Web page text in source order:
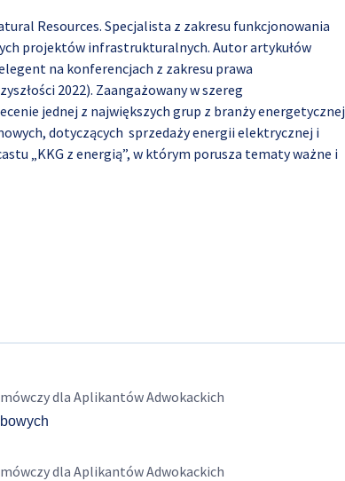
Resources. Specjalista z zakresu funkcjonowania
projektów infrastrukturalnych. Autor artykułów
na konferencjach z zakresu prawa
2022). Zaangażowany w szereg
jednej z największych grup z branży energetycznej
dotyczących sprzedaży energii elektrycznej i
„KKG z energią”, w którym porusza tematy ważne i
dla Aplikantów Adwokackich
dla Aplikantów Adwokackich